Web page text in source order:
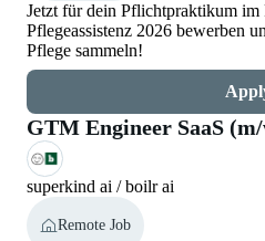
Jetzt für dein Pflichtpraktikum
Pflegeassistenz 2026 bewerben
Pflege sammeln!
GTM Engineer SaaS
superkind ai / boilr ai
Remote Job